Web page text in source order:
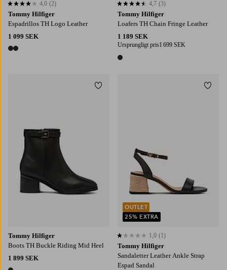
Tommy Hilfiger
Espadrillos TH Logo Leather
1 099 SEK
2 färger
4,0 baserat på 2 st betyg
4,0 (2)
Tommy Hilfiger
Loafers TH Chain Fringe Leather
1 189 SEK
Ursprungligt pris1 699 SEK
1 färg
4,7 baserat på 3 st betyg
4,7 (3)
Tommy Hilfiger
Boots TH Buckle Riding Mid Heel
1 899 SEK
Lägg till i favoriter
Tommy Hilfiger
Sandaletter Leather Ankle Strap
Espad Sandal
1,0 baserat på 1 st betyg
1,0 (1)
OUTLET
25% EXTRA